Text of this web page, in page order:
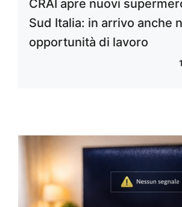
CRAI apre nuovi
Sud Italia: in arrivo anche
opportunità di lavoro